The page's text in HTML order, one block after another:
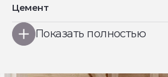
Цемент
Показать полностью